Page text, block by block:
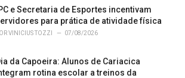
e Secretaria de Esportes incentivam
para prática de atividade física
VINICIUS TOZZI 07/08/2026
da Capoeira: Alunos de Cariacica
rotina escolar a treinos da